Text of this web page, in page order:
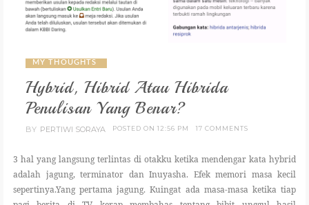
MY THOUGHTS
Hybrid, Hibrid Atau Hibrida
Penulisan Yang Benar?
BY PERTIWI SORAYA POSTED ON 12:56 PM 17 COMMENTS
3 hal yang langsung terlintas di otakku ketika mendengar kata hybrid
adalah jagung, terminator dan Inuyasha. Efek memori masa kecil
sepertinya.Yang pertama jagung. Kuingat ada masa-masa ketika tiap